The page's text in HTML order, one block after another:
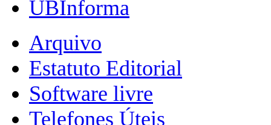
UBInforma
Arquivo
Estatuto Editorial
Software livre
Telefones Úteis